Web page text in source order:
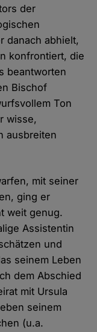
der
danach abhielt,
konfrontiert, die
beantworten
Bischof
Ton
wisse,
ausbreiten
mit seiner
ging er
weit genug.
Assistentin
und
seinem Leben
dem Abschied
mit Ursula
seinem
(u.a.